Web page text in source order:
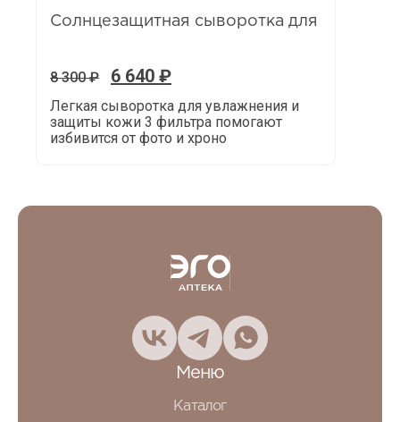
Солнцезащитная сыворотка для
8 300₽ 6 640 ₽
Легкая сыворотка для увлажнения и
защиты кожи 3 фильтра помогают
избивится от фото и хроно
Меню
Каталог